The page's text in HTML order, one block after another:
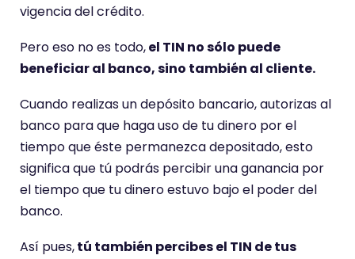
vigencia del crédito.
Pero eso no es todo,el TIN no sólo puede
beneficiar al banco, sino también al cliente.
Cuando realizas un depósito bancario, autorizas al
banco para que haga uso de tu dinero por el
tiempo que éste permanezca depositado, esto
significa que tú podrás percibir una ganancia por
el tiempo que tu dinero estuvo bajo el poder del
banco.
Así pues,tú también percibes el TIN de tus